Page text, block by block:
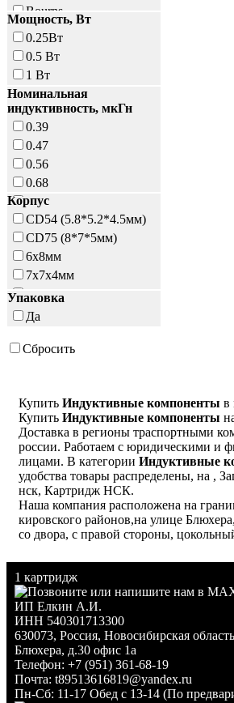
Bourns
EPCOS
Мощность, Вт
0.25Вт
0.5 Вт
1 Вт
Номинальная
индуктивность, мкГн
0.39
0.47
0.56
0.68
0.25
0.82
0.27
0.33
1
1.2
1.5
2.2
3.9
4.7
5.6
6.8
8.2
10
12
15
22
27
33
39
47
56
68
Корпус
CD54 (5.8*5.2*4.5мм)
CD75 (8*7*5мм)
6x8мм
7x7x4мм
0307
0510
Упаковка
Да
Сбросить
Купить Индуктивные компоненты в
Купить Индуктивные компоненты
Доставка в регионы траспортными
россии. Работаем с юридическими и
лицами. В категории Индуктивные
удобства товары распределены, на ,
нск, Картридж НСК.
Наша компания расположена на
кировского районов,на улице
со двора, с правой стороны,
1 картридж
ИП Елкин А.И.
ИНН 540301713300
630073, Россия, Новосибирская область
Блюхера, д.30 офис 1а
Телефон: +7 (951) 361-68-19
Почта: t89513616819@yandex.ru
Пн-Сб: 11-17 Обед с 13-14 (По